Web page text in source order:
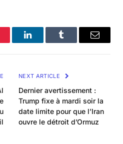
LinkedInTumblr Email
NEXT ARTICLE
Dernier avertissement :
Trump fixe à mardi soir la
date limite pour que l’Iran
ouvre le détroit d’Ormuz